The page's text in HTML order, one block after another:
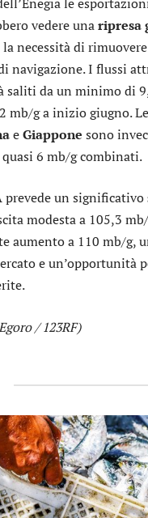
vedere unaripresa
necessità di
navigazione. I flussi
saliti da un minimo di
mb/g a inizio giugno.
eGiappone sono
6 mb/g combinati.
prevede un significativo
modesta a 105,3
aumento a 110 mb/g,
e un’opportunità
/ 123RF)